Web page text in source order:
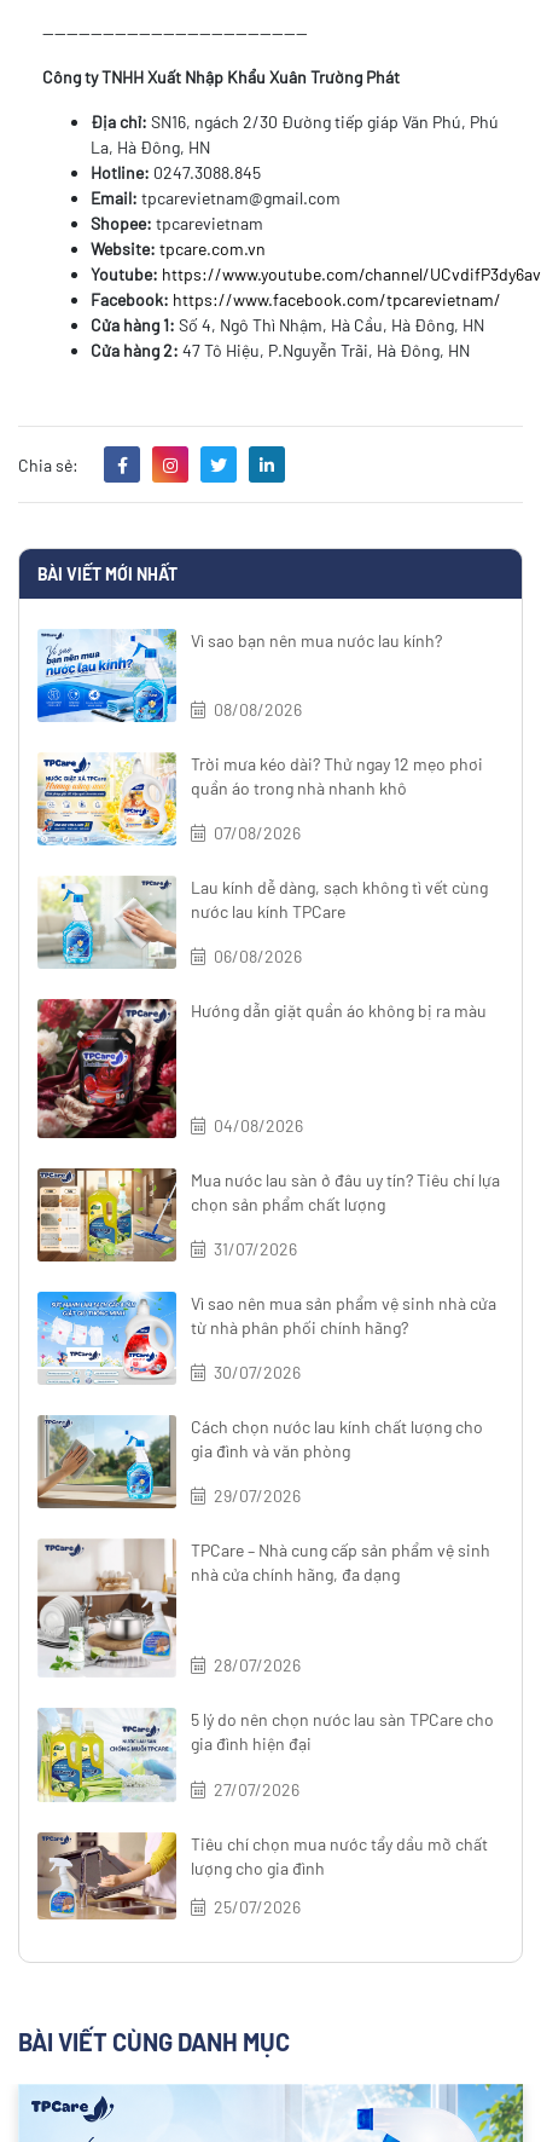
--------------------------------------------
Công ty TNHH Xuất Nhập Khẩu Xuân Trường Phát
Địa chỉ: SN16, ngách 2/30 Đường tiếp giáp Văn Phú, Phú
La, Hà Đông, HN
Hotline: 0247.3088.845
Email: tpcarevietnam@gmail.com
Shopee: tpcarevietnam
Website: tpcare.com.vn
Youtube: https://www.youtube.com/channel/
Facebook: https://www.facebook.com/tpcarevietnam/
Cửa hàng 1: Số 4, Ngô Thì Nhậm, Hà Cầu, Hà Đông, HN
Cửa hàng 2: 47 Tô Hiệu, P.Nguyễn Trãi, Hà Đông, HN
Chia sẻ:
BÀI VIẾT MỚI NHẤT
Vì sao bạn nên mua nước lau kính?
08/08/2026
Trời mưa kéo dài? Thử ngay 12 mẹo phơi
quần áo trong nhà nhanh khô
07/08/2026
Lau kính dễ dàng, sạch không tì vết cùng
nước lau kính TPCare
06/08/2026
Hướng dẫn giặt quần áo không bị ra màu
04/08/2026
Mua nước lau sàn ở đâu uy tín? Tiêu chí lựa
chọn sản phẩm chất lượng
31/07/2026
Vì sao nên mua sản phẩm vệ sinh nhà cửa
từ nhà phân phối chính hãng?
30/07/2026
Cách chọn nước lau kính chất lượng cho
gia đình và văn phòng
29/07/2026
TPCare – Nhà cung cấp sản phẩm vệ sinh
nhà cửa chính hãng, đa dạng
28/07/2026
5 lý do nên chọn nước lau sàn TPCare cho
gia đình hiện đại
27/07/2026
Tiêu chí chọn mua nước tẩy dầu mỡ chất
lượng cho gia đình
25/07/2026
BÀI VIẾT CÙNG DANH MỤC